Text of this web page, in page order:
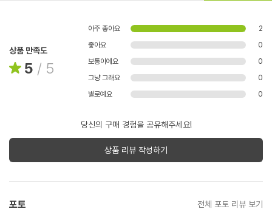
상품 만족도
5 / 5
아주 좋아요
2
좋아요
0
보통이에요
0
그냥 그래요
0
별로예요
0
당신의 구매 경험을 공유해주세요!
상품 리뷰 작성하기
포토 전체 포토 리뷰 보기